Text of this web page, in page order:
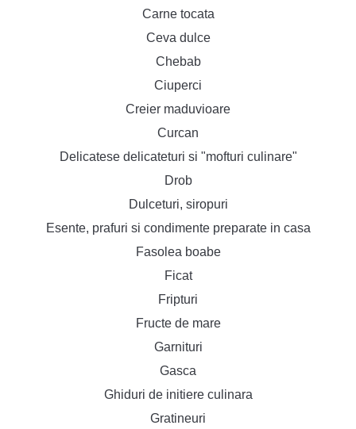
Carne tocata
Ceva dulce
Chebab
Ciuperci
Creier maduvioare
Curcan
Delicatese delicateturi si "mofturi culinare"
Drob
Dulceturi, siropuri
Esente, prafuri si condimente preparate in casa
Fasolea boabe
Ficat
Fripturi
Fructe de mare
Garnituri
Gasca
Ghiduri de initiere culinara
Gratineuri